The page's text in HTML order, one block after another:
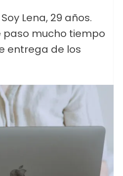
Lena, 29 años.
paso mucho tiempo
entrega de los